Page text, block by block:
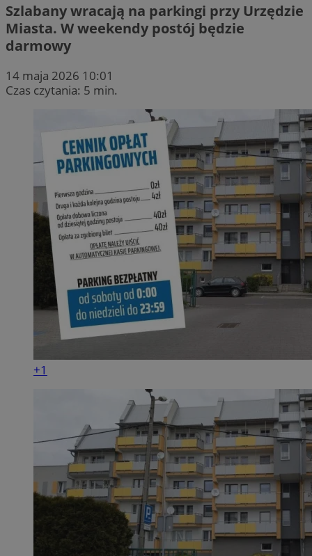
Szlabany wracają na parkingi przy Urzędzie
Miasta. W weekendy postój będzie
darmowy
14 maja 2026 10:01
Czas czytania: 5 min.
+1